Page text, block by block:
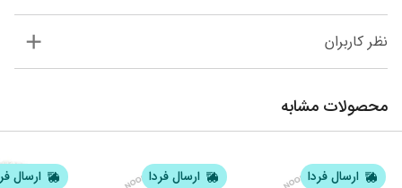
نظر کاربران
محصولات مشابه
ارسال فردا ارسال فردا ارسال